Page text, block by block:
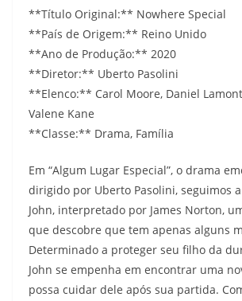
**Título Original:** Nowhere Special
**País de Origem:** Reino Unido
**Ano de Produção:** 2020
**Diretor:** Uberto Pasolini
**Elenco:** Carol Moore, Daniel
Valene Kane
**Classe:** Drama, Família
Em “Algum Lugar Especial”, o drama
dirigido por Uberto Pasolini, seguimos
John, interpretado por James Norton,
que descobre que tem apenas alguns
Determinado a proteger seu filho da
John se empenha em encontrar uma
possa cuidar dele após sua partida.